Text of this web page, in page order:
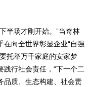
场才刚开始。”当奇林
向全世界彰显企业“自强
托举万千家庭的安家梦
行社会责任，“下一个二
品质、生态构建、社会责